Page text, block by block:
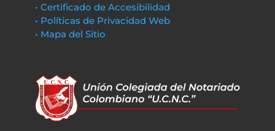
• Certificado de Accesibilidad
• Políticas de Privacidad Web
• Mapa del Sitio